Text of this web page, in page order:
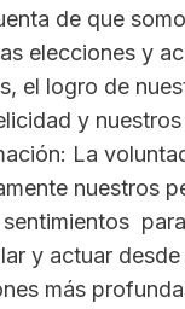
de que
elecciones y
el logro de
y
La
nuestros
y actuar
más